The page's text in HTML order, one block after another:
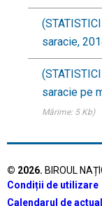
saracie,
saracie pe
Mărime: 5 Kb)
© 2026. BIROUL
Condiții de utilizare
Calendarul de